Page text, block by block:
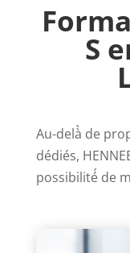
S
Au-delà̀ de
dédiés,
possibilité́ de